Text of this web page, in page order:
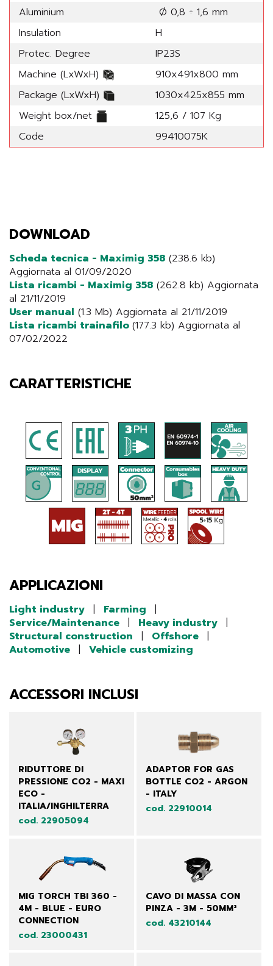
Aluminium
Ø 0,8 ÷ 1,6 mm
Insulation
H
Protec. Degree
IP23S
Machine (LxWxH)
910x491x800 mm
Package (LxWxH)
1030x425x855 mm
Weight box/net
125,6 / 107 Kg
Code
99410075K
DOWNLOAD
Scheda tecnica - Maximig 358 (238.6 kb)
Aggiornata al 01/09/2020
Lista ricambi - Maximig 358 (262.8 kb) Aggiornata
al 21/11/2019
User manual (1.3 Mb) Aggiornata al 21/11/2019
Lista ricambi trainafilo (177.3 kb) Aggiornata al
07/02/2022
CARATTERISTICHE
APPLICAZIONI
Light industry | Farming
|
Service/Maintenance | Heavy industry |
Structural construction
| Offshore |
Automotive | Vehicle customizing
ACCESSORI INCLUSI
RIDUTTORE DI
PRESSIONE CO2 - MAXI
ECO -
ITALIA/INGHILTERRA
cod. 22905094
ADAPTOR FOR GAS
BOTTLE CO2 - ARGON
- ITALY
cod. 22910014
MIG TORCH TBI 360 -
4M - BLUE - EURO
CONNECTION
cod. 23000431
CAVO DI MASSA CON
PINZA - 3M - 50MM²
cod. 43210144